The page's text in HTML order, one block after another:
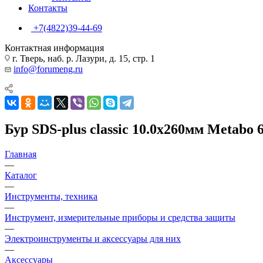
Контакты
+7(4822)39-44-69
Контактная информация
г. Тверь, наб. р. Лазури, д. 15, стр. 1
info@forumeng.ru
Бур SDS-plus classic 10.0х260мм Metabo
Главная
—
Каталог
—
Инструменты, техника
—
Инструмент, измерительные приборы и средства защиты
—
Электроинструменты и аксессуары для них
—
Аксессуары